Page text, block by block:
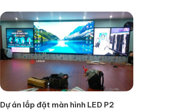
Dự án lắp đặt màn hình LED P2